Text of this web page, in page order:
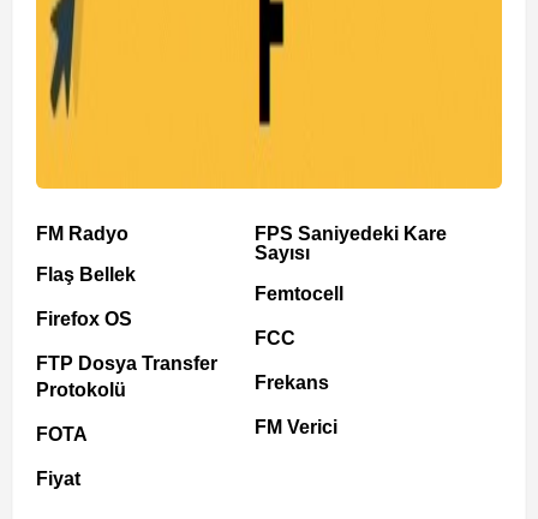
FM Radyo
Flaş Bellek
Firefox OS
FTP Dosya Transfer
Protokolü
FOTA
Fiyat
FPS Saniyedeki Kare
Sayısı
Femtocell
FCC
Frekans
FM Verici